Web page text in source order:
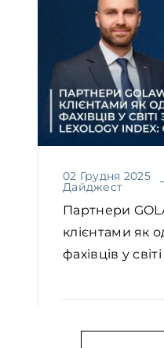
02 Грудня 2025
Дайджест
Партнери
клієнтами як
фахівців у